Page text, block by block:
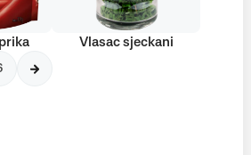
Vlasac sjeckani